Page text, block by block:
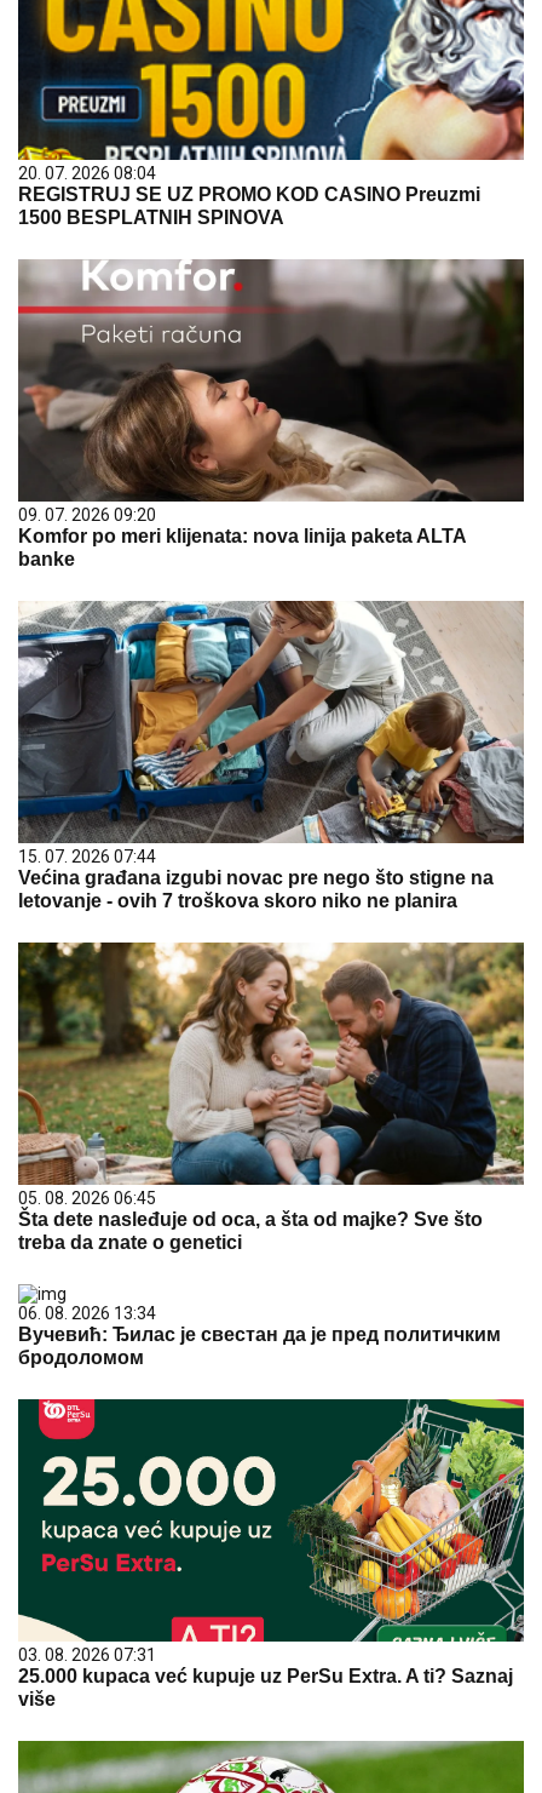
20. 07. 2026 08:04
REGISTRUJ SE UZ PROMO KOD CASINO Preuzmi
1500 BESPLATNIH SPINOVA
09. 07. 2026 09:20
Komfor po meri klijenata: nova linija paketa ALTA
banke
15. 07. 2026 07:44
Većina građana izgubi novac pre nego što stigne na
letovanje - ovih 7 troškova skoro niko ne planira
05. 08. 2026 06:45
Šta dete nasleđuje od oca, a šta od majke? Sve što
treba da znate o genetici
06. 08. 2026 13:34
Вучевић: Ђилас је свестан да је пред политичким
бродоломом
03. 08. 2026 07:31
25.000 kupaca već kupuje uz PerSu Extra. A ti? Saznaj
više